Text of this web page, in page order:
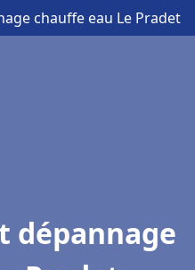
chauffe eau Le Pradet
dépannage